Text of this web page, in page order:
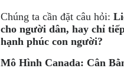
Chúng ta cần đặt câu hỏi:
cho người dân, hay chỉ
hạnh phúc con người?
Mô Hình Canada: Cân